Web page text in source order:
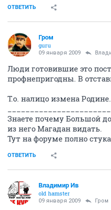
ОТВЕТИТЬ
Гром
guru
09 января 2009
Люди готовившие это
профнепригодны. В
Т.о. налицо измена Родине.
Знаете почему Большой
из него Магадан видать.
Тут на форуме полно
ОТВЕТИТЬ
Владимир Ив
old hamster
09 января 2009 Гром